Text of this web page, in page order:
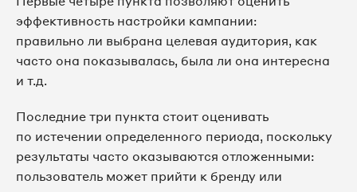
эффективность настройки кампании:
правильно ли выбрана целевая аудитория, как
часто она показывалась, была ли она интересна
и т.д.
Последние три пункта стоит оценивать
по истечении определенного периода, поскольку
результаты часто оказываются отложенными:
пользователь может прийти к бренду или